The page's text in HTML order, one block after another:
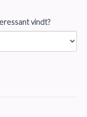
vindt?